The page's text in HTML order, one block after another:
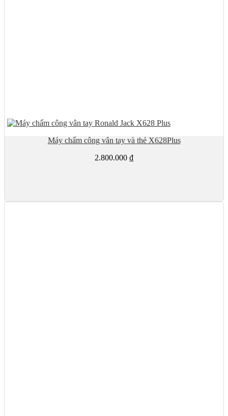
Máy chấm công vân tay và thẻ X628Plus
2.800.000 ₫